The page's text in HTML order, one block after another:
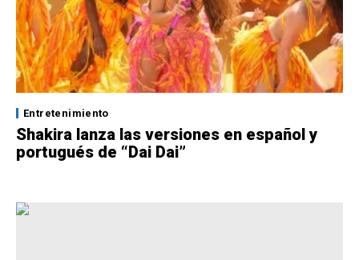
Entretenimiento
Shakira lanza las versiones en español y
portugués de “Dai Dai”